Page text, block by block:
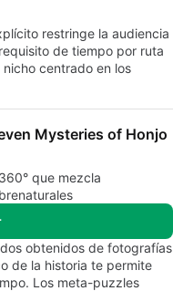
restringe la audiencia
de tiempo por ruta
centrado en los
Mysteries of Honjo
que mezcla
obtenidos de fotografías
de la historia te permite
Los meta-puzzles